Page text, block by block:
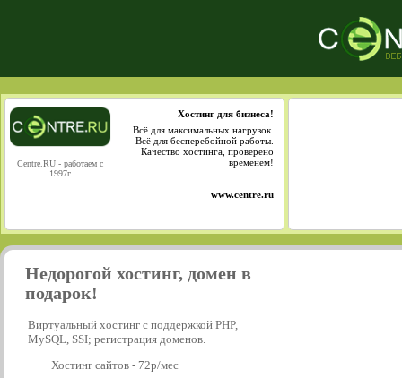
Centre.RU - работаем с
1997г
Хостинг для бизнеса!
Всё для максимальных нагрузок.
Всё для бесперебойной работы.
Качество хостинга, проверено
временем!
www.centre.ru
Недорогой хостинг, домен в
подарок!
Виртуальный хостинг с поддержкой PHP,
MySQL, SSI; регистрация доменов.
Хостинг сайтов - 72р/мес